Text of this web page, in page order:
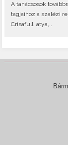
A tanácsosok
tagjaihoz a szalézi
Crisafulli atya,..